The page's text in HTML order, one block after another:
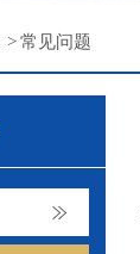
>常见问题